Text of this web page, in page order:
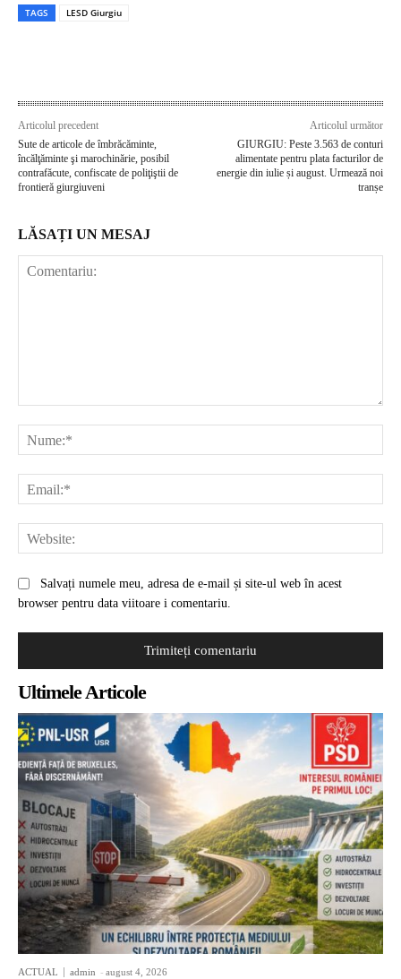
TAGS LESD Giurgiu
Articolul precedent
Sute de articole de îmbrăcăminte,
încălţăminte şi marochinărie, posibil
contrafăcute, confiscate de poliţiştii de
frontieră giurgiuveni
Articolul următor
GIURGIU: Peste 3.563 de conturi
alimentate pentru plata facturilor de
energie din iulie și august. Urmează noi
tranșe
LĂSAȚI UN MESAJ
Salvați numele meu, adresa de e-mail și site-ul web în acest
browser pentru data viitoare i comentariu.
Ultimele Articole
ACTUAL admin - august 4, 2026